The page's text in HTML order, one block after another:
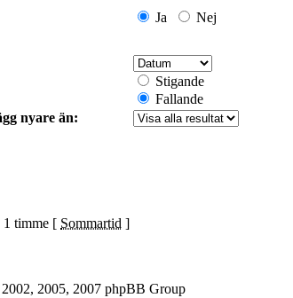
Ja Nej
Stigande
Fallande
nyare än:
timme [ Sommartid ]
2005, 2007 phpBB Group